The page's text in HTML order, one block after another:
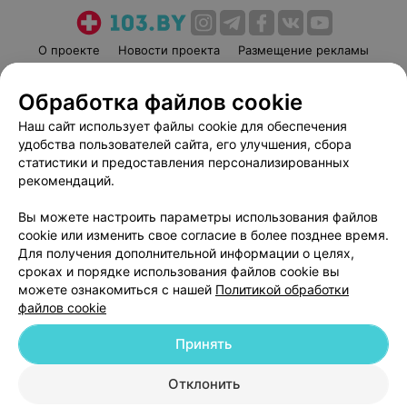
О проекте Новости проекта
Размещение рекламы
Пользовательское соглашение
Способы оплаты
Вакансии
Партнеры
Написать руководителю 103.by
Обработка персональных данных
© 2026 ООО «Артокс Лаб», УНП 191700409
| 220012, Республика Беларусь,
Обработка файлов cookie
Наш сайт использует файлы cookie для обеспечения
удобства пользователей сайта, его улучшения, сбора
статистики и предоставления персонализированных
рекомендаций.
Вы можете настроить параметры использования файлов
cookie или изменить свое согласие в более позднее время.
Для получения дополнительной информации о целях,
сроках и порядке использования файлов cookie вы
можете ознакомиться с нашей Политикой обработки
файлов cookie
Отклонить
Принять